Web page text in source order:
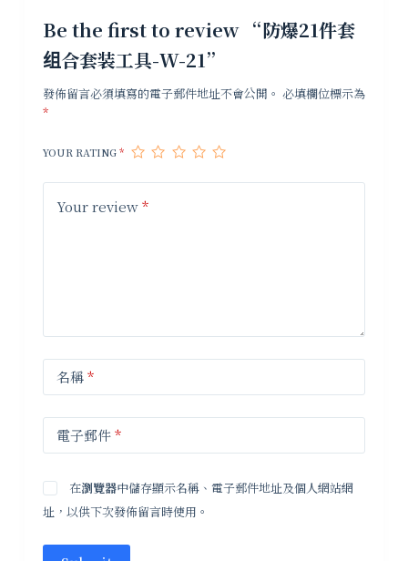
Be the first to review “防爆21件套
组合套装工具-W-21”
發佈留言必須填寫的電子郵件地址不會公開。 必填欄位標示為
*
YOUR RATING*
Your review*
名稱*
電子郵件*
在瀏覽器中儲存顯示名稱、電子郵件地址及個人網站網
址，以供下次發佈留言時使用。